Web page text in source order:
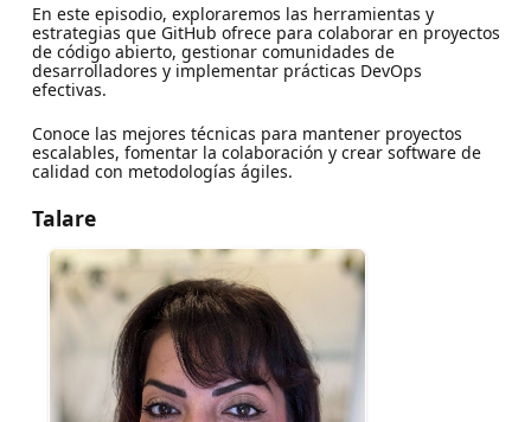
En este episodio, exploraremos las herramientas y
estrategias que GitHub ofrece para colaborar en proyectos
de código abierto, gestionar comunidades de
desarrolladores y implementar prácticas DevOps
efectivas.
Conoce las mejores técnicas para mantener proyectos
escalables, fomentar la colaboración y crear software de
calidad con metodologías ágiles.
Talare